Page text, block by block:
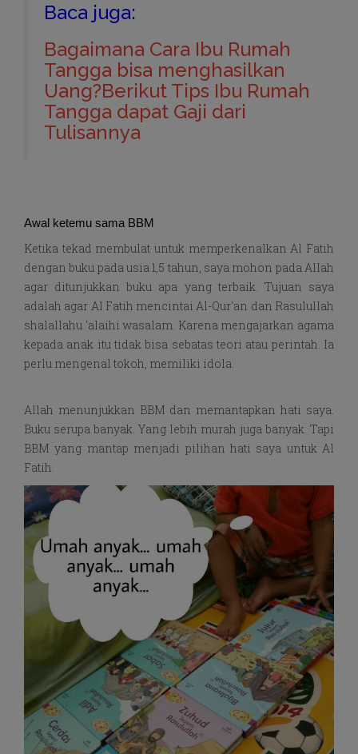
Baca juga:
Bagaimana Cara Ibu Rumah
Tangga bisa menghasilkan
Uang?Berikut Tips Ibu Rumah
Tangga dapat Gaji dari
Tulisannya
Awal ketemu sama BBM
Ketika tekad membulat untuk memperkenalkan Al Fatih
dengan buku pada usia 1,5 tahun, saya mohon pada Allah
agar ditunjukkan buku apa yang terbaik. Tujuan saya
adalah agar Al Fatih mencintai Al-Qur'an dan Rasulullah
shalallahu 'alaihi wasalam. Karena mengajarkan agama
kepada anak itu tidak bisa sebatas teori atau perintah. Ia
perlu mengenal tokoh, memiliki idola.
Allah menunjukkan BBM dan memantapkan hati saya.
Buku serupa banyak. Yang lebih murah juga banyak. Tapi
BBM yang mantap menjadi pilihan hati saya untuk Al
Fatih.